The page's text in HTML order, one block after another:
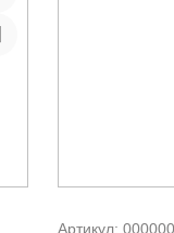
Артикул: